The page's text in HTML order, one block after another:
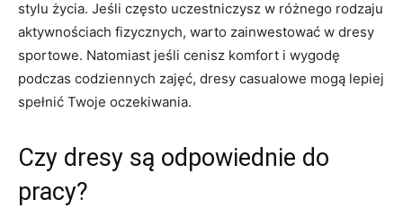
stylu życia.‌ Jeśli ⁤często uczestniczysz⁤ w ​różnego ⁢rodzaju
aktywnościach fizycznych, warto zainwestować w dresy‍
sportowe. Natomiast jeśli cenisz komfort i‍ wygodę
podczas ‍codziennych ⁤zajęć, dresy casualowe mogą lepiej
spełnić Twoje oczekiwania.
Czy dresy ⁤są odpowiednie do‍
pracy?